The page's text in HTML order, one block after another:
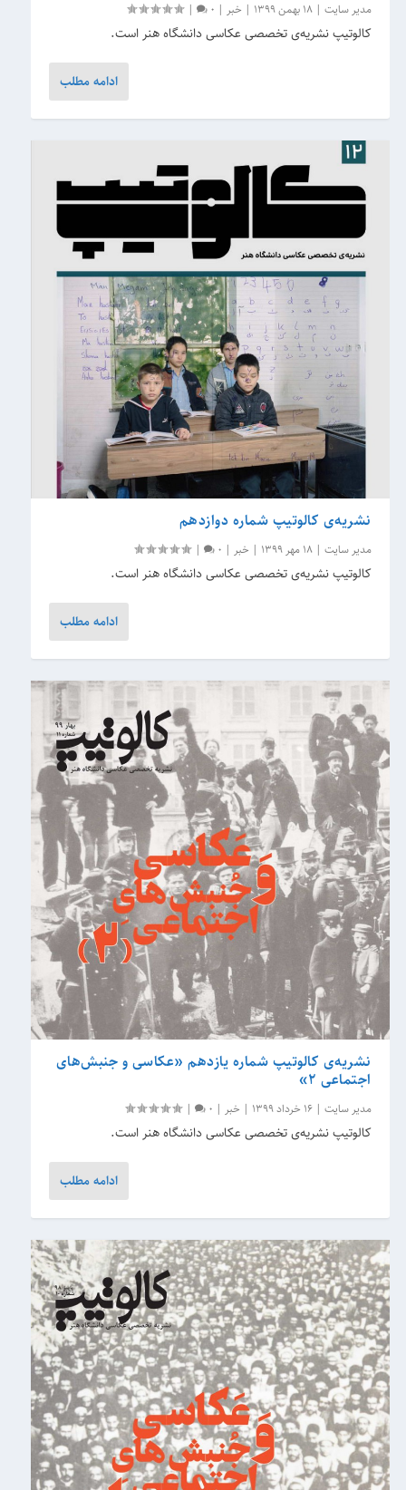
مدیر سایت |18 بهمن 1399 | خبر |
0
|
کالوتیپ نشریه‌ی تخصصی عکاسی دانشگاه هنر است.
ادامه مطلب
نشریه‌‌ی کالوتیپ شماره دوازدهم
مدیر سایت |18 مهر 1399 | خبر |
0
|
کالوتیپ نشریه‌ی تخصصی عکاسی دانشگاه هنر است.
ادامه مطلب
نشریه‌‌ی کالوتیپ شماره یازدهم «عکاسی و جنبش‌های
اجتماعی 2»
مدیر سایت |16 خرداد 1399 | خبر |
0
|
کالوتیپ نشریه‌ی تخصصی عکاسی دانشگاه هنر است.
ادامه مطلب